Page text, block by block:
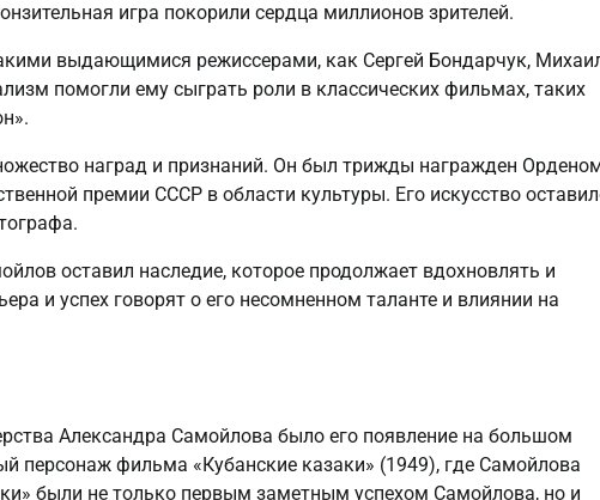
игра покорили сердца миллионов зрителей.
выдающимися режиссерами, как Сергей Бондарчук,
помогли ему сыграть роли в классических фильмах, таких
наград и признаний. Он был трижды награжден
премии СССР в области культуры. Его искусство
оставил наследие, которое продолжает вдохновлять и
и успех говорят о его несомненном таланте и влиянии на
Александра Самойлова было его появление на большом
персонаж фильма «Кубанские казаки» (1949), где Самойлова
были не только первым заметным успехом Самойлова, но и